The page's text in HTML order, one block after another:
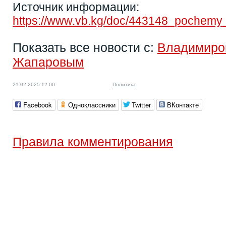
Источник информации:
https://www.vb.kg/doc/
Показать все новости с:
Жапаровым
21.02.2025 12:00 Политика
Facebook Одноклассники Twitter ВКонтакте
Правила комментирования